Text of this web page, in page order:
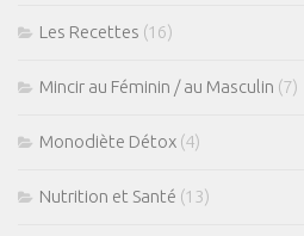
Les Recettes (16)
Mincir au Féminin / au Masculin (7)
Monodiète Détox (4)
Nutrition et Santé (13)